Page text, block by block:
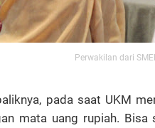
Perwakilan dari
pada saat UKM
mata uang rupiah.